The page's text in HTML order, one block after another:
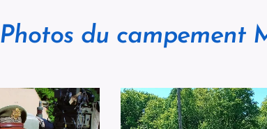
Photos du campement